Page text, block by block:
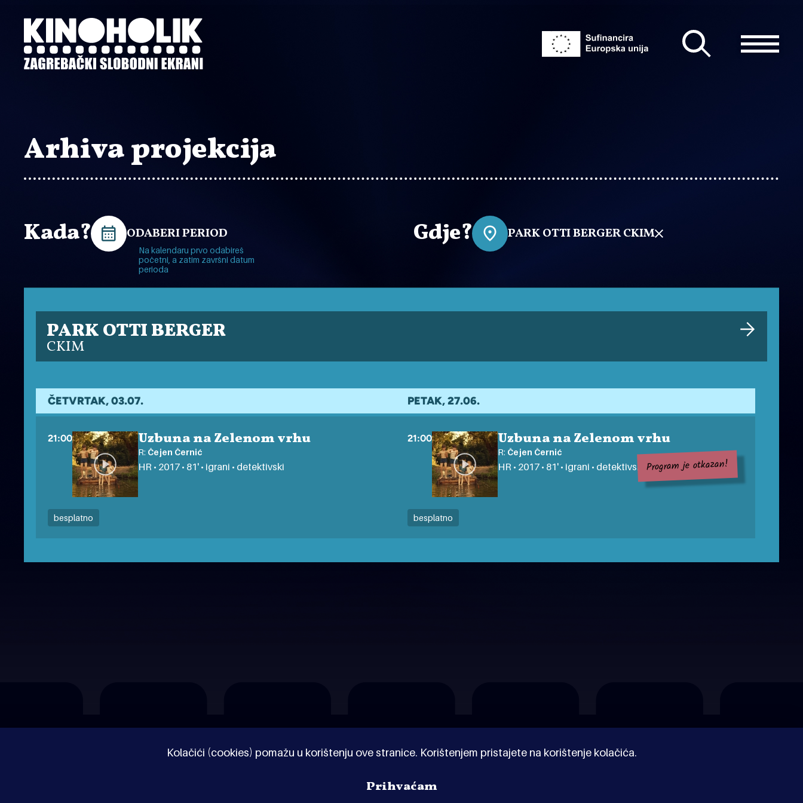
sadržaj
Kolačići (cookies) pomažu u korištenju ove stranice. Korištenjem pristajete na korištenje kolačića.
Prihvaćam
Arhiva projekcija
Kada? ODABERI PERIOD
Na kalendaru prvo odabireš
početni, a zatim završni datum
perioda
Gdje? PARK OTTI BERGER CKIM
PARK OTTI BERGER
CKIM
ČETVRTAK, 03.07.
21:00 Uzbuna na Zelenom vrhu
R: Čejen Černić
HR • 2017 • 81' • igrani • detektivski
besplatno
PETAK, 27.06.
21:00
Program je otkazan!
Uzbuna na Zelenom vrhu
R: Čejen Černić
HR • 2017 • 81' • igrani • detektivski
besplatno